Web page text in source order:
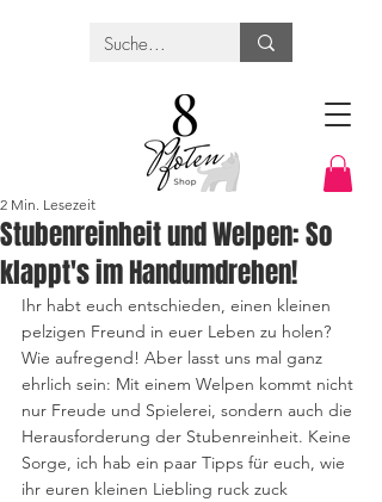
Stubenreinheit und Welpen: So
klappt's im Handumdrehen!
2 Min. Lesezeit
Ihr habt euch entschieden, einen kleinen
pelzigen Freund in euer Leben zu holen?
Wie aufregend! Aber lasst uns mal ganz
ehrlich sein: Mit einem Welpen kommt nicht
nur Freude und Spielerei, sondern auch die
Herausforderung der Stubenreinheit. Keine
Sorge, ich hab ein paar Tipps für euch, wie
ihr euren kleinen Liebling ruck zuck